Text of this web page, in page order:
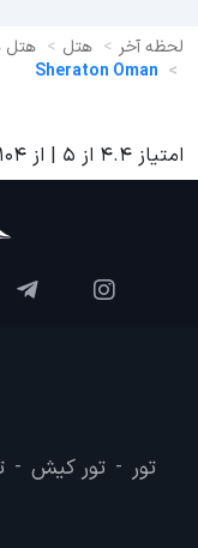
لحظه آخر هتل هتل
Sheraton Oman
امتیاز 4.4 از 5 | از 104
تور - تور کیش -